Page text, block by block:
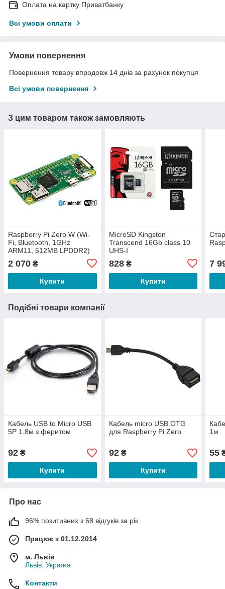
Оплата на картку Приватбанку
Всі умови оплати
Умови повернення
Повернення товару впродовж 14 днів за рахунок покупця
Всі умови повернення
З цим товаром також замовляють
Raspberry Pi Zero W (Wi-
Fi, Bluetooth, 1GHz
ARM11, 512MB LPDDR2)
2 070 ₴
Купити
MicroSD Kingston
Transcend 16Gb class 10
UHS-I
828₴
Купити
7
Подібні товари компанії
Кабель USB to Micro USB
5P 1.8м з феритом
92 ₴
Купити
Кабель micro USB OTG
для Raspberry Pi Zero
92₴
Купити
1м
55
Про нас
96% позитивних з 68 відгуків за рік
Працює з 01.12.2014
м. Львів
Львів, Україна
Контакти